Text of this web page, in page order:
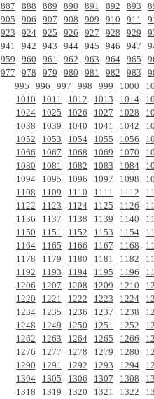
887
888 889 890 891 892 893
905
906 907 908 909 910 911
923
924 925 926 927 928 929
941
942 943 944 945 946 947
959
960 961 962 963 964 965
977
978 979 980 981 982 983
995
996 997 998 999 1000
1010
1011 1012 1013 1014
1024
1025 1026 1027 1028
1038
1039 1040 1041 1042
1052
1053 1054 1055 1056
1066
1067 1068 1069 1070
1080
1081 1082 1083 1084
1094
1095 1096 1097 1098
1108
1109 1110 1111 1112
1122
1123 1124 1125 1126
1136
1137 1138 1139 1140
1150
1151 1152 1153 1154
1164
1165 1166 1167 1168
1178
1179 1180 1181 1182
1192
1193 1194 1195 1196
1206
1207 1208 1209 1210
1220
1221 1222 1223 1224
1234
1235 1236 1237 1238
1248
1249 1250 1251 1252
1262
1263 1264 1265 1266
1276
1277 1278 1279 1280
1290
1291 1292 1293 1294
1304
1305 1306 1307 1308
1318
1319 1320 1321 1322